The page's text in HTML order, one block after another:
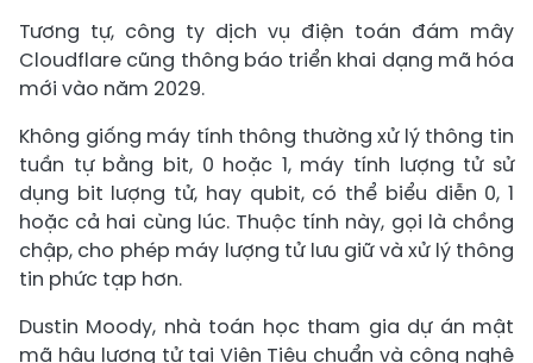
Tương tự, công ty dịch vụ điện toán đám mây
Cloudflare cũng thông báo triển khai dạng mã hóa
mới vào năm 2029.
Không giống máy tính thông thường xử lý thông tin
tuần tự bằng bit, 0 hoặc 1, máy tính lượng tử sử
dụng bit lượng tử, hay qubit, có thể biểu diễn 0, 1
hoặc cả hai cùng lúc. Thuộc tính này, gọi là chồng
chập, cho phép máy lượng tử lưu giữ và xử lý thông
tin phức tạp hơn.
Dustin Moody, nhà toán học tham gia dự án mật
mã hậu lượng tử tại Viện Tiêu chuẩn và công nghệ